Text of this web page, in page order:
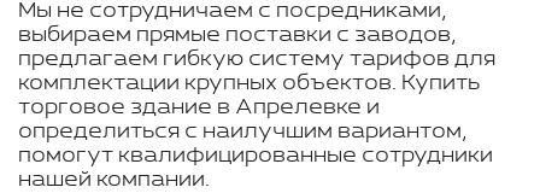
Мы не сотрудничаем с посредниками,
выбираем прямые поставки с заводов,
предлагаем гибкую систему тарифов для
комплектации крупных объектов. Купить
торговое здание в Апрелевке и
определиться с наилучшим вариантом,
помогут квалифицированные сотрудники
нашей компании.